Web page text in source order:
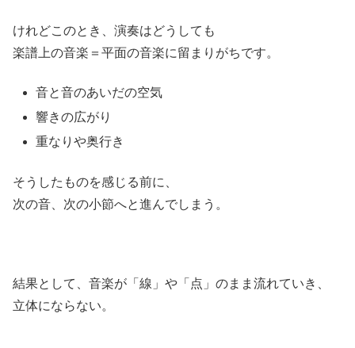
けれどこのとき、演奏はどうしても
楽譜上の音楽＝平面の音楽に留まりがちです。
音と音のあいだの空気
響きの広がり
重なりや奥行き
そうしたものを感じる前に、
次の音、次の小節へと進んでしまう。
結果として、音楽が「線」や「点」のまま流れていき、
立体にならない。